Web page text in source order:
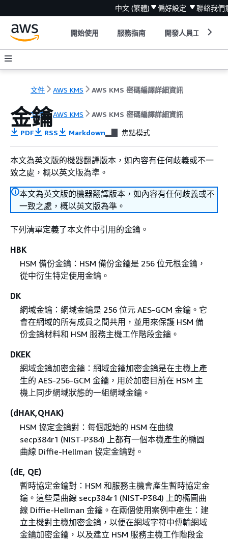
中文 (繁體) 偏好設定 聯絡我們
開始使用 服務指南 開發人員工具
文件 AWS KMS AWS KMS 密碼編譯詳細資訊
文件 AWS KMS AWS KMS 密碼編譯詳細資訊
金鑰
PDF RSS Markdown 焦點模式
本文為英文版的機器翻譯版本，如內容有任何歧義或不一
致之處，概以英文版為準。
本文為英文版的機器翻譯版本，如內容有任何歧義或不
一致之處，概以英文版為準。
下列清單定義了本文件中引用的金鑰。
HBK
HSM 備份金鑰：HSM 備份金鑰是 256 位元根金鑰，
從中衍生特定使用金鑰。
DK
網域金鑰：網域金鑰是 256 位元 AES-GCM 金鑰。它
會在網域的所有成員之間共用，並用來保護 HSM 備
份金鑰材料和 HSM 服務主機工作階段金鑰。
DKEK
網域金鑰加密金鑰：網域金鑰加密金鑰是在主機上產
生的 AES-256-GCM 金鑰，用於加密目前在 HSM 主
機上同步網域狀態的一組網域金鑰。
(dHAK,QHAK)
HSM 協定金鑰對：每個起始的 HSM 在曲線
secp384r1 (NIST-P384) 上都有一個本機產生的橢圓
曲線 Diffie-Hellman 協定金鑰對。
(dE, QE)
暫時協定金鑰對：HSM 和服務主機會產生暫時協定金
鑰。這些是曲線 secp384r1 (NIST-P384) 上的橢圓曲
線 Diffie-Hellman 金鑰。在兩個使用案例中產生：建
立主機對主機加密金鑰，以便在網域字符中傳輸網域
金鑰加密金鑰，以及建立 HSM 服務主機工作階段金